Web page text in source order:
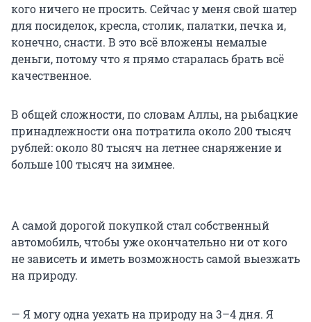
кого ничего не просить. Сейчас у меня свой шатер
для посиделок, кресла, столик, палатки, печка и,
конечно, снасти. В это всё вложены немалые
деньги, потому что я прямо старалась брать всё
качественное.
В общей сложности, по словам Аллы, на рыбацкие
принадлежности она потратила около 200 тысяч
рублей: около 80 тысяч на летнее снаряжение и
больше 100 тысяч на зимнее.
А самой дорогой покупкой стал собственный
автомобиль, чтобы уже окончательно ни от кого
не зависеть и иметь возможность самой выезжать
на природу.
— Я могу одна уехать на природу на 3–4 дня. Я